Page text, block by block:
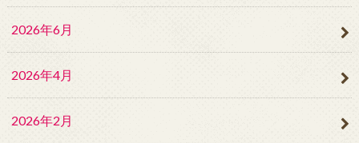
2026年6月
2026年4月
2026年2月